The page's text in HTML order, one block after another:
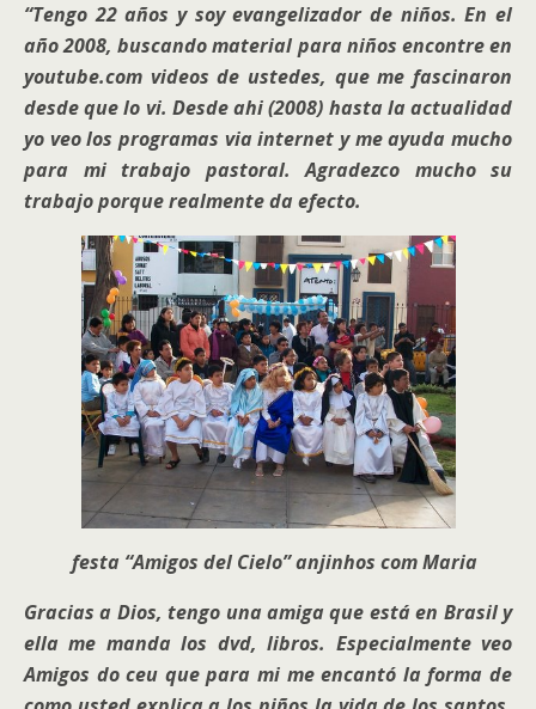
“Tengo 22 años y soy evangelizador de niños. En el
año 2008, buscando material para niños encontre en
youtube.com videos de ustedes, que me fascinaron
desde que lo vi. Desde ahi (2008) hasta la actualidad
yo veo los programas via internet y me ayuda mucho
para mi trabajo pastoral. Agradezco mucho su
trabajo porque realmente da efecto.
festa “Amigos del Cielo” anjinhos com Maria
Gracias a Dios, tengo una amiga que está en Brasil y
ella me manda los dvd, libros. Especialmente veo
Amigos do ceu que para mi me encantó la forma de